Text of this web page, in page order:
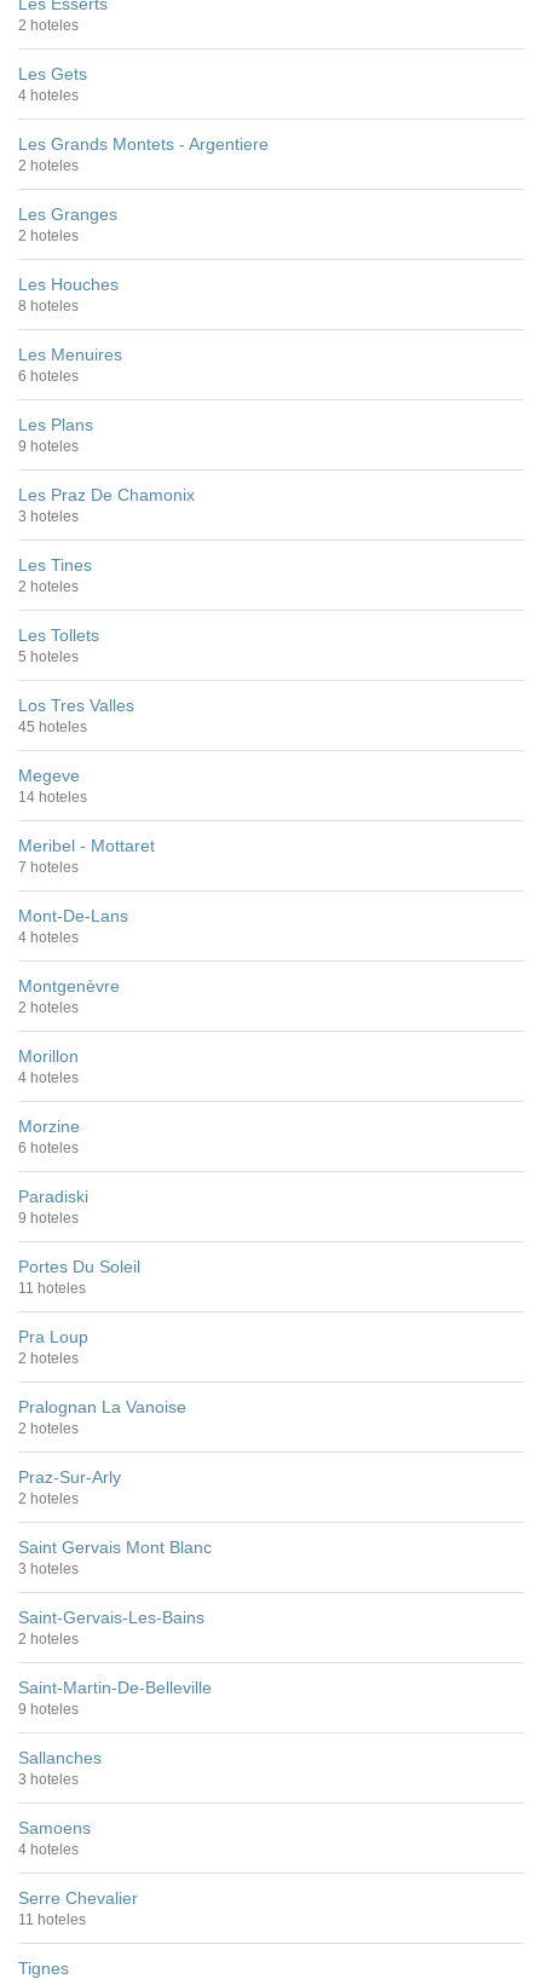
2 hoteles
Les Gets
4 hoteles
Les Grands Montets - Argentiere
2 hoteles
Les Granges
2 hoteles
Les Houches
8 hoteles
Les Menuires
6 hoteles
Les Plans
9 hoteles
Les Praz De Chamonix
3 hoteles
Les Tines
2 hoteles
Les Tollets
5 hoteles
Los Tres Valles
45 hoteles
Megeve
14 hoteles
Meribel - Mottaret
7 hoteles
Mont-De-Lans
4 hoteles
Montgenèvre
2 hoteles
Morillon
4 hoteles
Morzine
6 hoteles
Paradiski
9 hoteles
Portes Du Soleil
11 hoteles
Pra Loup
2 hoteles
Pralognan La Vanoise
2 hoteles
Praz-Sur-Arly
2 hoteles
Saint Gervais Mont Blanc
3 hoteles
Saint-Gervais-Les-Bains
2 hoteles
Saint-Martin-De-Belleville
9 hoteles
Sallanches
3 hoteles
Samoens
4 hoteles
Serre Chevalier
11 hoteles
Tignes